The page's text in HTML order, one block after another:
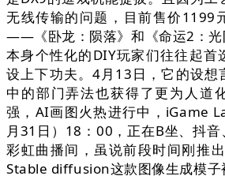
无线传输的问题，目前售价1199
——《卧龙：陨落》和《命运2：光
本身个性化的DIY玩家们往往起首
设上下功夫。4月13日，它的设想
中的部门弄法也获得了更为人道
强，AI画图火热进行中，iGame
月31日）18：00，正在B坐、抖
彩虹曲播间，虽说前段时间刚推
Stable diffusion这款图像生成模子